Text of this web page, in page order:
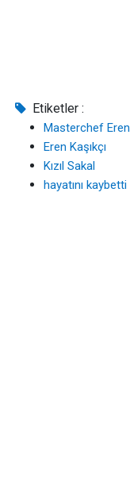
Etiketler :
Masterchef Eren
Eren Kaşıkçı
Kızıl Sakal
hayatını kaybetti